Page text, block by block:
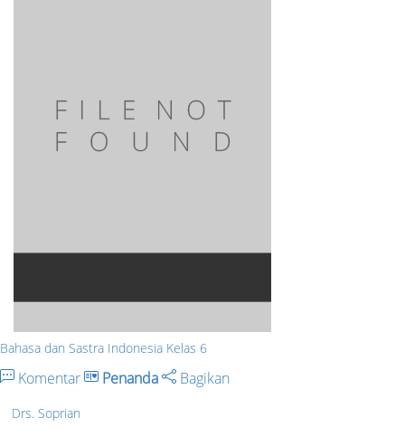
Bahasa dan Sastra Indonesia Kelas 6
Komentar Penanda Bagikan
Drs. Soprian